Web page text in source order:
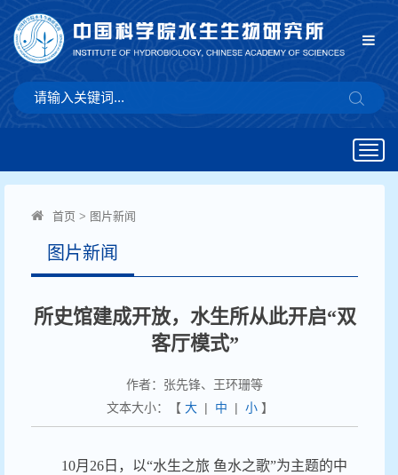
首页 > 图片新闻
图片新闻
所史馆建成开放，水生所从此开启“双
客厅模式”
作者：张先锋、王环珊等
文本大小：【 大| 中 | 小】
10月 26 日，以“水生之旅 鱼水之歌”为主题的中